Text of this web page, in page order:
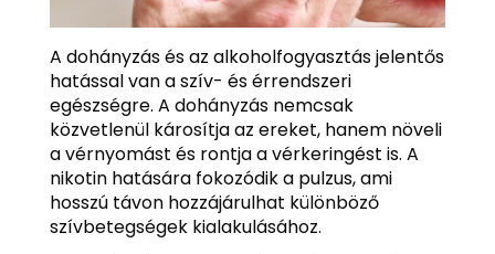
A dohányzás és az alkoholfogyasztás jelentős
hatással van a szív- és érrendszeri
egészségre. A dohányzás nemcsak
közvetlenül károsítja az ereket, hanem növeli
a vérnyomást és rontja a vérkeringést is. A
nikotin hatására fokozódik a pulzus, ami
hosszú távon hozzájárulhat különböző
szívbetegségek kialakulásához.